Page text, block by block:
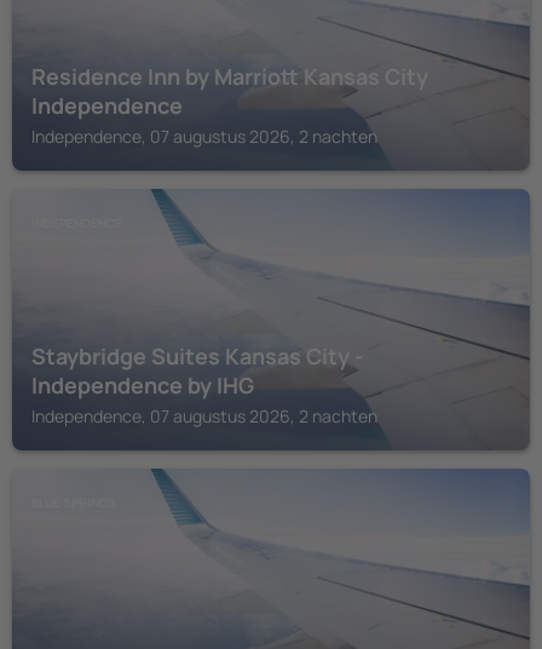
Residence Inn by Marriott Kansas City
Independence
Independence, 07 augustus 2026, 2 nachten
Staybridge Suites Kansas City -
Independence by IHG
Independence, 07 augustus 2026, 2 nachten